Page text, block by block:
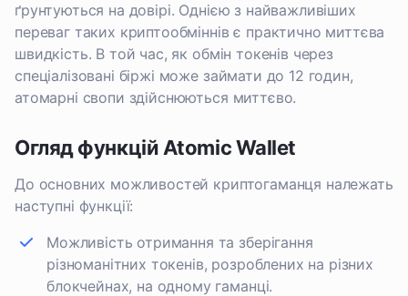
ґрунтуються на довірі. Однією з найважливіших
переваг таких криптообміннів є практично миттєва
швидкість. В той час, як обмін токенів через
спеціалізовані біржі може займати до 12 годин,
атомарні свопи здійснюються миттєво.
Огляд функцій Atomic Wallet
До основних можливостей криптогаманця належать
наступні функції:
Можливість отримання та зберігання
різноманітних токенів, розроблених на різних
блокчейнах, на одному гаманці.